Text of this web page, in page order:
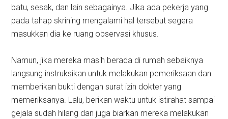
batu, sesak, dan lain sebagainya. Jika ada pekerja yang
pada tahap skrining mengalami hal tersebut segera
masukkan dia ke ruang observasi khusus.
Namun, jika mereka masih berada di rumah sebaiknya
langsung instruksikan untuk melakukan pemeriksaan dan
memberikan bukti dengan surat izin dokter yang
memeriksanya. Lalu, berikan waktu untuk istirahat sampai
gejala sudah hilang dan juga biarkan mereka melakukan